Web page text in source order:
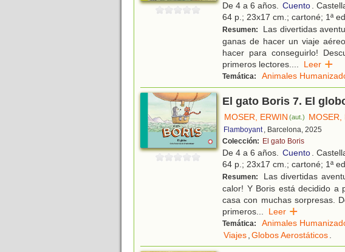
De 4 a 6 años. Cuento.
64 p.; 23x17 cm.; cartoné; 1ª
Resumen:
Las divertidas
ganas de hacer un viaje
hacer para conseguirlo!
primeros lectores.... Leer
Temática: Animales
El gato Boris 7. El
MOSER, ERWIN (aut.) MOSER,
Flamboyant , Barcelona, 2025
Colección: El gato Boris
De 4 a 6 años. Cuento.
64 p.; 23x17 cm.; cartoné; 1ª
Resumen:
Las divertidas
calor! Y Boris está decidido a
casa con muchas sorpresas.
primeros... Leer
Temática: Animales
Viajes,Globos Aerostáticos.